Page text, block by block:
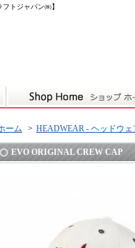
トジャパン㈱】
ーム > HEADWEAR - ヘッドウェ
EVO ORIGINAL CREW CAP